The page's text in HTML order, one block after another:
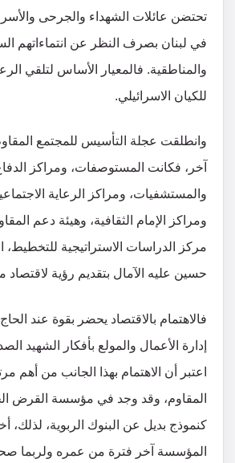
تحتضن عائلات الشهداء والجرحى
في لبنان بصرف النظر عن انتماءاتهم
والمناطقية. فالمعيار الأساس لتلقي
للكيان الاسرائيلي.
وانطلقت عجلة التأسيس للمجتمع
آخر، فكانت المستوصفات، ومراكز
والمستشفيات، ومراكز الرعاية
ومراكز الإمام الثقافية، وهيئة دعم
مركز الدراسات الاستراتيجية للتخطيط،
حسين عليه الآمال بتقديم رؤية لاقتصاد
فالاهتمام بالاقتصاد يحضر بقوة عند
إدارة الأعمال والمولع بأفكار الشهيد
اعتبر أن الاهتمام بهذا الجانب من أهم
المقاوم، وقد وجد في مؤسسة القرض
كنموذج بديل عن البنوك الربوية، لذلك،
المؤسسة آخر فترة من عمره ولربما